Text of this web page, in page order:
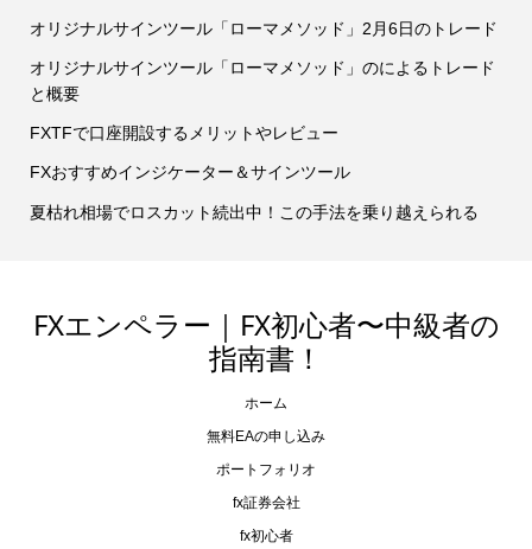
オリジナルサインツール「ローマメソッド」2月6日のトレード
オリジナルサインツール「ローマメソッド」のによるトレード
と概要
FXTFで口座開設するメリットやレビュー
FXおすすめインジケーター＆サインツール
夏枯れ相場でロスカット続出中！この手法を乗り越えられる
FXエンペラー｜FX初心者〜中級者の
指南書！
ホーム
無料EAの申し込み
ポートフォリオ
fx証券会社
fx初心者